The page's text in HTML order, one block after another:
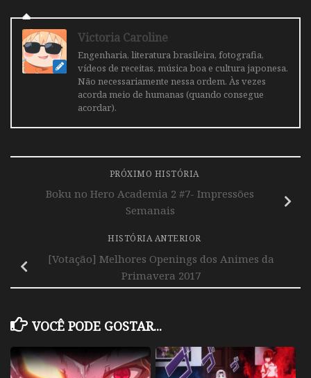
Victoria Caroline
Engenharia, literatura brasileira, fotografia,
vídeos de receitas, música boa e cultura japonesa.
Não necessariamente nessa ordem. Às vezes
acorda meio de humanas (quando consegue
acordar).
PRÓXIMO HISTÓRIA
Boku no Hero Academia 2 #7- Impressões
Semanais
HISTÓRIA ANTERIOR
[Votação] Melhores Openings dos Animes da
Primavera 2017
VOCÊ PODE GOSTAR...